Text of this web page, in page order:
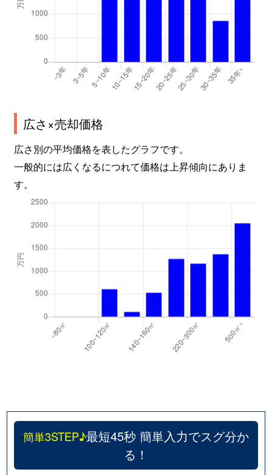
広さ×売却価格
広さ別の平均価格を表したグラフです。
一般的には広くなるにつれて価格は上昇傾向にありま
す。
簡単3STEP♪最短45秒 簡単入力でスグ分か
る！